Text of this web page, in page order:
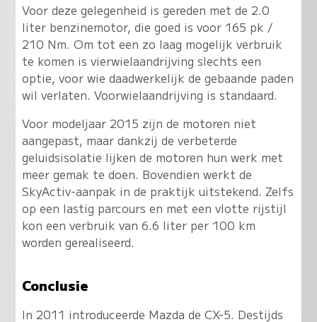
Voor deze gelegenheid is gereden met de 2.0
liter benzinemotor, die goed is voor 165 pk /
210 Nm. Om tot een zo laag mogelijk verbruik
te komen is vierwielaandrijving slechts een
optie, voor wie daadwerkelijk de gebaande paden
wil verlaten. Voorwielaandrijving is standaard.
Voor modeljaar 2015 zijn de motoren niet
aangepast, maar dankzij de verbeterde
geluidsisolatie lijken de motoren hun werk met
meer gemak te doen. Bovendien werkt de
SkyActiv-aanpak in de praktijk uitstekend. Zelfs
op een lastig parcours en met een vlotte rijstijl
kon een verbruik van 6.6 liter per 100 km
worden gerealiseerd.
Conclusie
In 2011 introduceerde Mazda de CX-5. Destijds